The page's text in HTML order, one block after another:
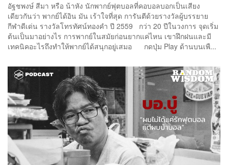
อัฐชพงษ์ สีมา หรือ น้าหัง นักพากย์ฟุตบอลที่คอบอลบอกเป็นเสียง
เดียวกันว่า พากย์ได้อิน มัน เร้าใจที่สุด การันตีด้วยรางวัลผู้บรรยาย
กีฬาดีเด่น รางวัลโทรทัศน์ทองคำ ปี 2559 กว่า 20 ปีในวงการ จุดเริ่ม
ต้นเป็นมาอย่างไร การพากย์ในสมัยก่อนยากแค่ไหน เขาฝึกฝนและมี
เทคนิคอะไรถึงทำให้พากย์ได้สนุกอยู่เสมอ กดปุ่ม Play ด้านบนเพื...